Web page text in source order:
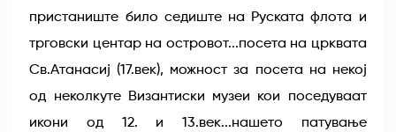
пристаниште било седиште на Руската флота и
трговски центар на островот...посета на црквата
Св.Атанасиј (17.век), можност за посета на некој
од неколкуте Византиски музеи кои поседуваат
икони од 12. и 13.век...нашето патување